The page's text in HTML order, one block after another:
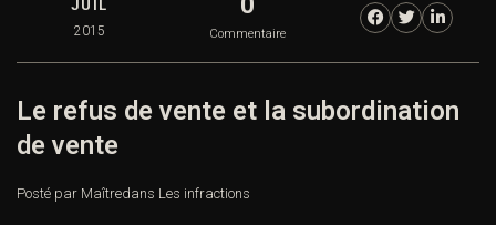
JUIL
2015 Commentaire
Le refus de vente et la subordination
de vente
Posté par Maîtredans Les infractions